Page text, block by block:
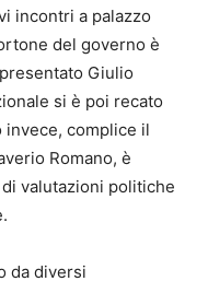
incontri a palazzo
del governo è
Giulio
si è poi recato
invece, complice il
Romano, è
valutazioni politiche
da diversi